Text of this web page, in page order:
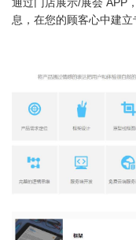
息，在您的顾客心中建立